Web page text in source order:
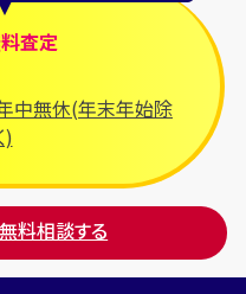
プラダ
フランク ミュラー
査定
年中無休(年末年始除
)
料相談する